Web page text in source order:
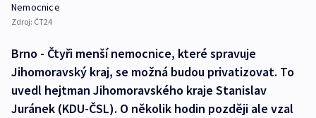
Nemocnice
Zdroj: ČT24
Brno - Čtyři menší nemocnice, které spravuje
Jihomoravský kraj, se možná budou privatizovat. To
uvedl hejtman Jihomoravského kraje Stanislav
Juránek (KDU-ČSL). O několik hodin později ale vzal